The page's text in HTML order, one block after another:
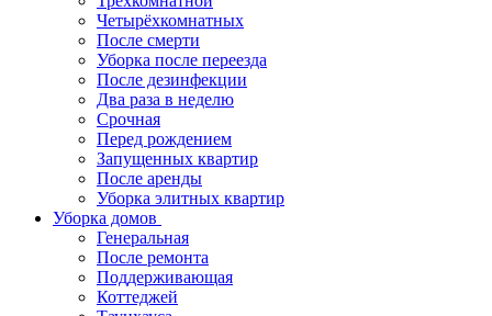
Четырёхкомнатных
После смерти
Уборка после переезда
После дезинфекции
Два раза в неделю
Срочная
Перед рождением
Запущенных квартир
После аренды
Уборка элитных квартир
Уборка домов
Генеральная
После ремонта
Поддерживающая
Коттеджей